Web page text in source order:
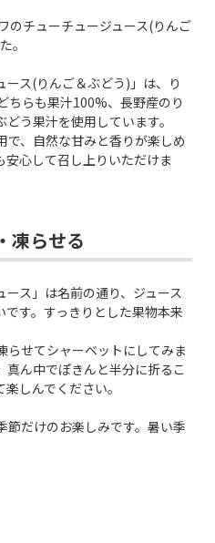
のチューチュージュース(りんご
。
ース(りんご＆ぶどう)」は、り
ちらも果汁100%、長野産のり
う果汁を使用しています。
、自然な甘みと香りが楽しめ
安心して召し上りいただけま
凍らせる
ース」は名前の通り、ジュース
す。すっきりとした果物本来
らせてシャーベットにしてみま
真ん中でぽきんと半分に折るこ
しんでください。
節だけのお楽しみです。暑い季